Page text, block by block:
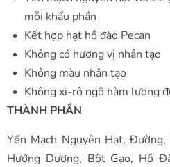
mỗi khẩu phần
Kết hợp hạt hồ đào Pecan
Không có hương vị nhân tạo
Không màu nhân tạo
Không xi-rô ngô hàm lượng
THÀNH PHẦN
Yến Mạch Nguyên Hạt,
Hướng Dương, Bột Gạo, Hồ